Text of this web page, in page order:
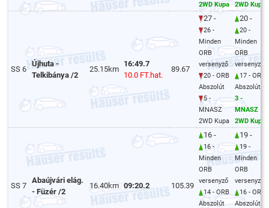
2WD Kupa
2WD Kupa
SS 6
Újhuta -
Telkibánya /2
25.15km
16:49.7
10.0 FT.hat.
89.67
27 -
26 -
Minden
ORB
versenyző
20 - ORB
Abszolút
5 -
MNASZ
2WD Kupa
20 -
20 -
Minden
ORB
versenyző
17 - ORB
Abszolút
3 -
MNASZ
2WD Kupa
SS 7
Abaújvári elág.
- Füzér /2
16.40km 09:20.2 105.39
16 -
16 -
Minden
ORB
versenyző
14 - ORB
Abszolút
19 -
19 -
Minden
ORB
versenyző
16 - ORB
Abszolút